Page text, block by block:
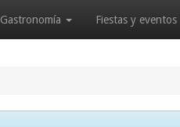
Gastronomía Fiestas y eventos